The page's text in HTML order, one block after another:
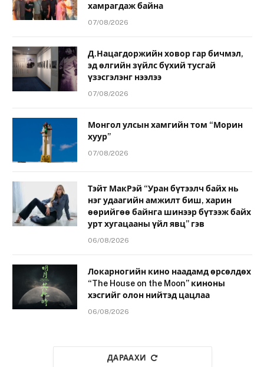
хамрагдаж байна
07/08/2026
Д.Нацагдоржийн ховор гар бичмэл,
эд өлгийн зүйлс бүхий тусгай
үзэсгэлэнг нээлээ
07/08/2026
Монгол улсын хамгийн том “Морин
хуур”
07/08/2026
Тэйт МакРэй “Уран бүтээлч байх нь
нэг удаагийн амжилт биш, харин
өөрийгөө байнга шинээр бүтээж байх
урт хугацааны үйл явц” гэв
06/08/2026
Локарногийн кино наадамд өрсөлдөх
“The House on the Moon” киноны
хэсгийг олон нийтэд цацлаа
06/08/2026
ДАРААХИ